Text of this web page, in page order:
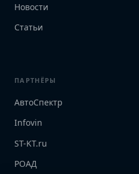
Новости
Статьи
ПАРТНЁРЫ
АвтоСпектр
Infovin
ST-KT.ru
РОАД